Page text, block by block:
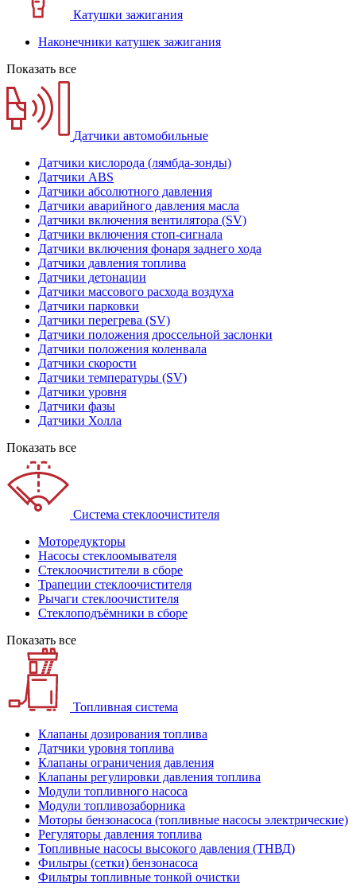
Катушки зажигания
Наконечники катушек зажигания
Показать все
Датчики автомобильные
Датчики кислорода (лямбда-зонды)
Датчики ABS
Датчики абсолютного давления
Датчики аварийного давления масла
Датчики включения вентилятора (SV)
Датчики включения стоп-сигнала
Датчики включения фонаря заднего хода
Датчики давления топлива
Датчики детонации
Датчики массового расхода воздуха
Датчики парковки
Датчики перегрева (SV)
Датчики положения дроссельной заслонки
Датчики положения коленвала
Датчики скорости
Датчики температуры (SV)
Датчики уровня
Датчики фазы
Датчики Холла
Показать все
Система стеклоочистителя
Моторедукторы
Насосы стеклоомывателя
Стеклоочистители в сборе
Трапеции стеклоочистителя
Рычаги стеклоочистителя
Стеклоподъёмники в сборе
Показать все
Топливная система
Клапаны дозирования топлива
Датчики уровня топлива
Клапаны ограничения давления
Клапаны регулировки давления топлива
Модули топливного насоса
Модули топливозаборника
Моторы бензонасоса (топливные насосы электрические)
Регуляторы давления топлива
Топливные насосы высокого давления (ТНВД)
Фильтры (сетки) бензонасоса
Фильтры топливные тонкой очистки